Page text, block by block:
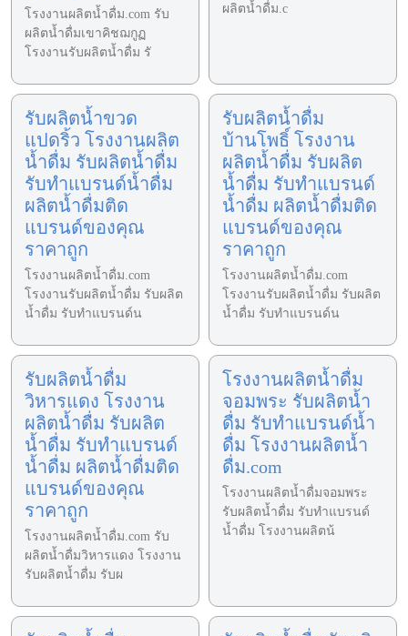
โรงงานผลิตน้ำดื่ม.com รับ
ผลิตน้ำดื่มเขาคิชฌกูฏ
โรงงานรับผลิตน้ำดื่ม รั
ผลิตน้ำดื่ม.c
รับผลิตน้ำขวด
แปดริ้ว โรงงานผลิต
น้ำดื่ม รับผลิตน้ำดื่ม
รับทำแบรนด์น้ำดื่ม
ผลิตน้ำดื่มติด
แบรนด์ของคุณ
ราคาถูก
โรงงานผลิตน้ำดื่ม.com
โรงงานรับผลิตน้ำดื่ม รับผลิต
น้ำดื่ม รับทำแบรนด์น
รับผลิตน้ำดื่ม
บ้านโพธิ์ โรงงาน
ผลิตน้ำดื่ม รับผลิต
น้ำดื่ม รับทำแบรนด์
น้ำดื่ม ผลิตน้ำดื่มติด
แบรนด์ของคุณ
ราคาถูก
โรงงานผลิตน้ำดื่ม.com
โรงงานรับผลิตน้ำดื่ม รับผลิต
น้ำดื่ม รับทำแบรนด์น
รับผลิตน้ำดื่ม
วิหารแดง โรงงาน
ผลิตน้ำดื่ม รับผลิต
น้ำดื่ม รับทำแบรนด์
น้ำดื่ม ผลิตน้ำดื่มติด
แบรนด์ของคุณ
ราคาถูก
โรงงานผลิตน้ำดื่ม.com รับ
ผลิตน้ำดื่มวิหารแดง โรงงาน
รับผลิตน้ำดื่ม รับผ
โรงงานผลิตน้ำดื่ม
จอมพระ รับผลิตน้ำ
ดื่ม รับทำแบรนด์น้ำ
ดื่ม โรงงานผลิตน้ำ
ดื่ม.com
โรงงานผลิตน้ำดื่มจอมพระ
รับผลิตน้ำดื่ม รับทำแบรนด์
น้ำดื่ม โรงงานผลิตน้